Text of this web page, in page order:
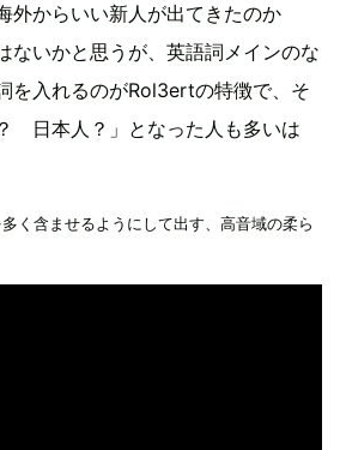
外からいい新人が出てきたのか
ないかと思うが、英語詞メインのな
を入れるのがRol3ertの特徴で、そ
日本人？」となった人も多いは
く含ませるようにして出す、高音域の柔ら